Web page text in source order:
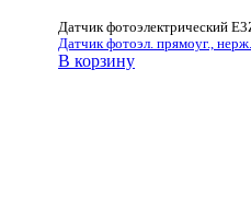
Датчик фотоэлектрический
Датчик фотоэл. прямоуг.,
В корзину